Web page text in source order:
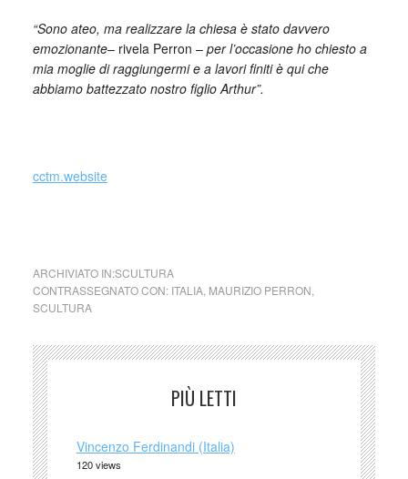
“Sono ateo, ma realizzare la chiesa è stato davvero
emozionante– rivela Perron –per l’occasione ho chiesto a
mia moglie di raggiungermi e a lavori finiti è qui che
abbiamo battezzato nostro figlio Arthur”.
cctm.website
ARCHIVIATO IN:SCULTURA
CONTRASSEGNATO CON: ITALIA, MAURIZIO PERRON
SCULTURA
PIÙ LETTI
Vincenzo Ferdinandi (Italia)
120 views